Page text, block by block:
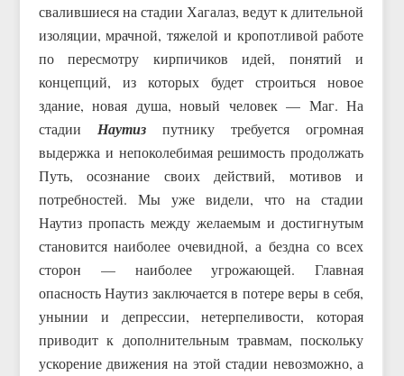
свалившиеся на стадии Хагалаз, ведут к длительной
изоляции, мрачной, тяжелой и кропотливой работе
по пересмотру кирпичиков идей, понятий и
концепций, из которых будет строиться новое
здание, новая душа, новый человек — Маг. На
стадии Наутиз путнику требуется огромная
выдержка и непоколебимая решимость продолжать
Путь, осознание своих действий, мотивов и
потребностей. Мы уже видели, что на стадии
Наутиз пропасть между желаемым и достигнутым
становится наиболее очевидной, а бездна со всех
сторон — наиболее угрожающей. Главная
опасность Наутиз заключается в потере веры в себя,
унынии и депрессии, нетерпеливости, которая
приводит к дополнительным травмам, поскольку
ускорение движения на этой стадии невозможно, а